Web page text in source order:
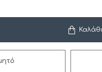
Καλάθι